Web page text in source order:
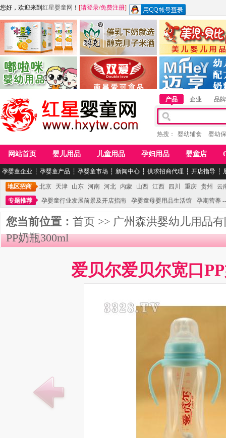
您好，欢迎来到 红星婴童网 ！ [请登录/免费注册]
江西麦嘟嘟食品有限公司
青岛嘟啦咪婴幼儿用品公司
江西醇之客月子米酒 惠州市美儿婴儿用品
湖南迈亨母婴用品有限
产品 企业 品牌
热搜： 婴幼辅食 婴幼
网站首页 婴儿用品 儿童用品 孕妇用品 婴童店
孕婴童企业 ┆ 孕婴童产品 ┆ 孕婴童市场 ┆ 新闻中心 ┆ 供求招商代理 ┆ 开店指导 ┆
地区招商 北京 天津 山东 河南 河北 内蒙 山西 江西 四川 重庆 贵州
云
专题推荐
孕婴童行业发展前景及开店指南 孕婴童母婴用品生活馆 孕期营养
您当前位置： 首页 >> 广州森洪婴幼儿用品
PP奶瓶300ml
爱贝尔爱贝尔宽口